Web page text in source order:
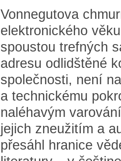
Vonnegutova
elektronického
spoustou trefných
adresu odlidštěné
společnosti, není
a technickému
naléhavým
jejich zneužitím a
přesáhl hranice